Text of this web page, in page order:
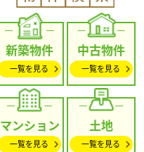
新築物件
一覧を見る
中古物件
一覧を見る
マンション
一覧を見る
土地
一覧を見る